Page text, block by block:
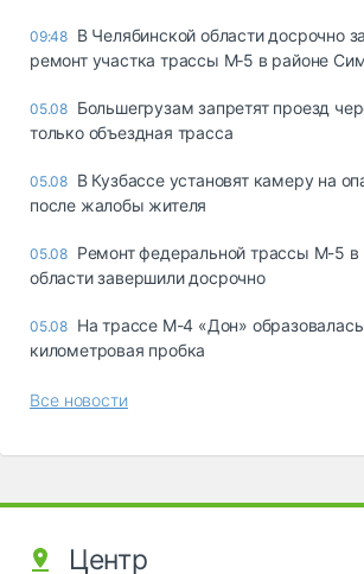
09:48 В Челябинской области досрочно
ремонт участка трассы М‑5 в районе
05.08 Большегрузам запретят проезд
только объездная трасса
05.08 В Кузбассе установят камеру на
после жалобы жителя
05.08 Ремонт федеральной трассы М-5 в
области завершили досрочно
05.08 На трассе М-4 «Дон»
километровая пробка
Все новости
Центр